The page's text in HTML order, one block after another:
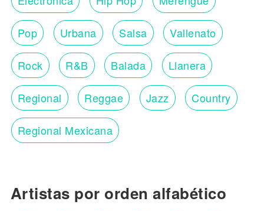
Pop Urbana Salsa Vallenato
Rock R&B Balada Llanera
Regional Reggae Jazz Country
Regional Mexicana
Artistas por orden alfabético